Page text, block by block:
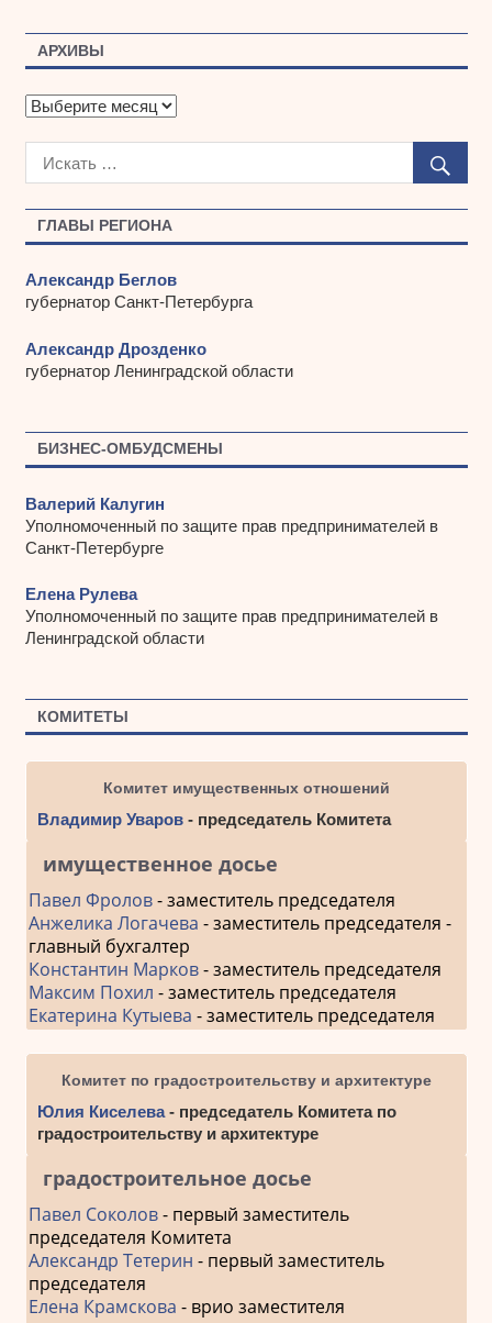
ГЛАВЫ РЕГИОНА
Александр Беглов
губернатор Санкт-Петербурга
Александр Дрозденко
губернатор Ленинградской области
БИЗНЕС-ОМБУДСМЕНЫ
Валерий Калугин
Уполномоченный по защите прав предпринимателей в
Санкт-Петербурге
Елена Рулева
Уполномоченный по защите прав предпринимателей в
Ленинградской области
КОМИТЕТЫ
Комитет имущественных отношений
Владимир Уваров- председатель Комитета
имущественное досье
Павел Фролов- заместитель председателя
Анжелика Логачева - заместитель председателя -
главный бухгалтер
Константин Марков- заместитель председателя
Максим Похил - заместитель председателя
Екатерина Кутыева - заместитель председателя
Комитет по градостроительству и архитектуре
Юлия Киселева- председатель Комитета по
градостроительству и архитектуре
градостроительное досье
Павел Соколов- первый заместитель
председателя Комитета
Александр Тетерин - первый заместитель
председателя
Елена Крамскова - врио заместителя
АРХИВЫ
А
х
ы